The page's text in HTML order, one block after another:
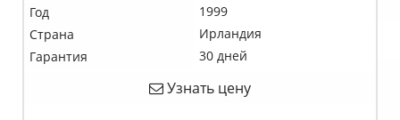
Год
1999
Страна
Ирландия
Гарантия
30 дней
Узнать цену